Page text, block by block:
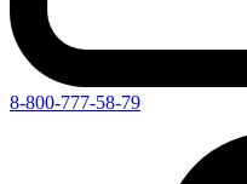
8-800-777-58-79